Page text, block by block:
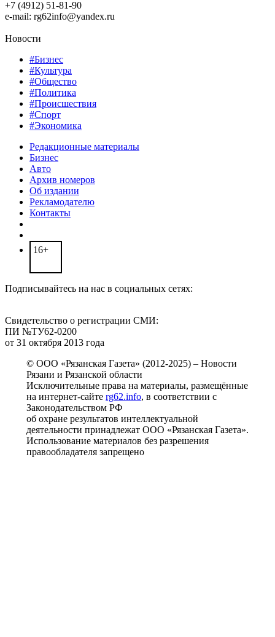
+7 (4912) 51-81-90
e-mail: rg62info@yandex.ru
Новости
#Бизнес
#Культура
#Общество
#Политика
#Происшествия
#Спорт
#Экономика
Редакционные материалы
Бизнес
Авто
Архив номеров
Об издании
Рекламодателю
Контакты
16+
Подписывайтесь на нас в социальных сетях:
Свидетельство о регистрации СМИ:
ПИ №ТУ62-0200
от 31 октября 2013 года
© ООО «Рязанская Газета» (2012-2025) – Новости
Рязани и Рязанской области
Исключительные права на материалы, размещённые
на интернет-сайте rg62.info, в соответствии с
Законодательством РФ
об охране результатов интеллектуальной
деятельности принадлежат ООО «Рязанская Газета».
Использование материалов без разрешения
правообладателя запрещено